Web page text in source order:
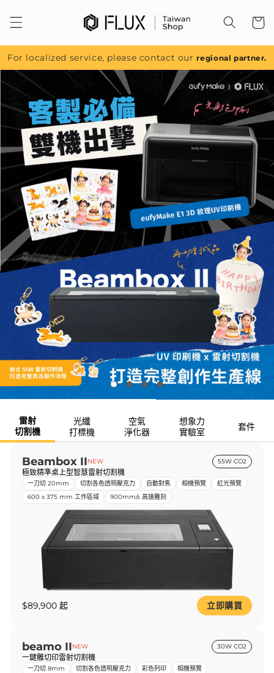
容
For localized service, please contact ourregional partner.
雷射
切割機
光纖
打標機
空氣
淨化器
想象力
實驗室
套件
Beambox IINEW 55W CO2
極致精準桌上型智慧雷射切割機
一刀切 20mm 切割各色透明壓克力 自動對焦 相機預覽
紅光預覽
600 x 375 mm 工作區域
900mm/s 高速雕刻
$89,900 起 立即購買
beamo IINEW 30W CO2
一鍵雕切印雷射切割機
一刀切 8mm 切割各色透明壓克力 彩色列印
相機預覽